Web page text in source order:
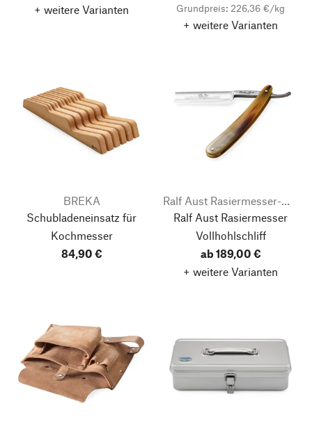
+ weitere Varianten
Grundpreis: 226,36 €/kg
+ weitere Varianten
BREKA
Schubladeneinsatz für
Kochmesser
84,90 €
Ralf Aust Rasiermesser-Manufaktur
Ralf Aust Rasiermesser
Vollhohlschliff
ab 189,00 €
+ weitere Varianten